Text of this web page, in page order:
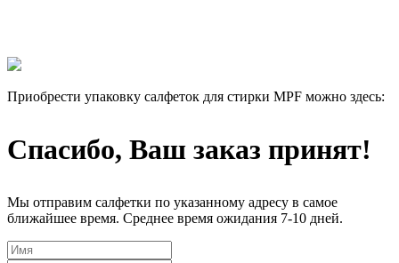
Приобрести упаковку салфеток для стирки MPF можно здесь:
Спасибо, Ваш заказ принят!
Мы отправим салфетки по указанному адресу в самое
ближайшее время. Среднее время ожидания 7-10 дней.